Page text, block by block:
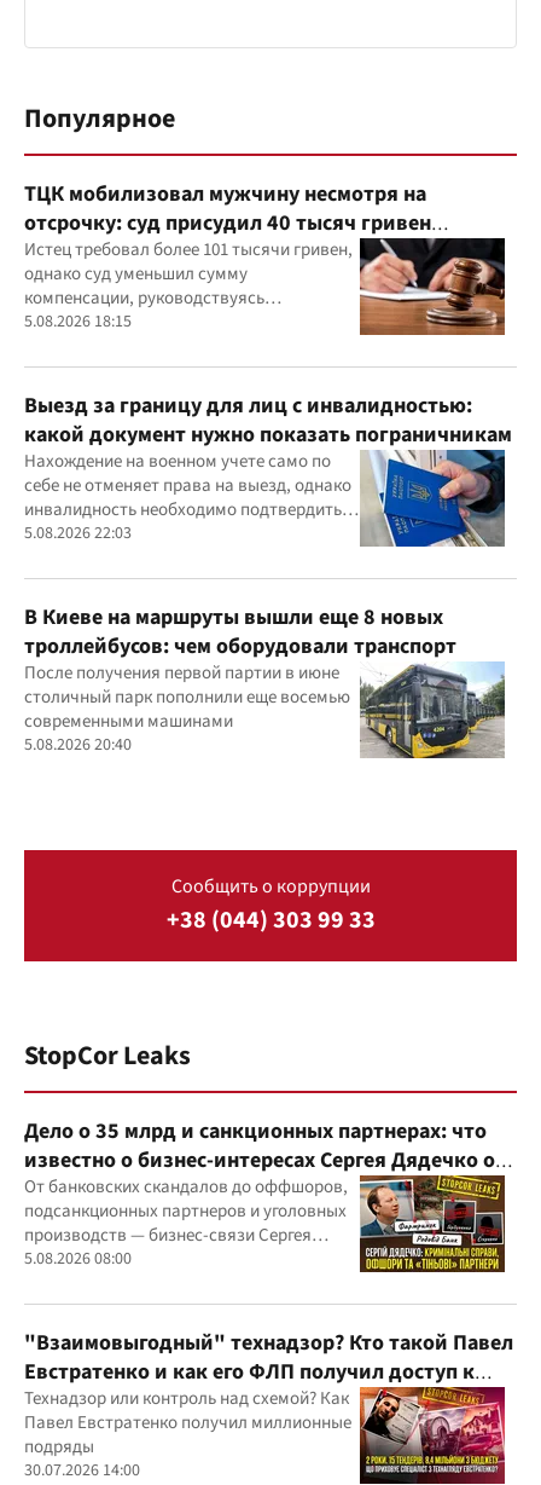
Популярное
ТЦК мобилизовал мужчину несмотря на
отсрочку: суд присудил 40 тысяч гривен
компенсации
Истец требовал более 101 тысячи гривен,
однако суд уменьшил сумму
компенсации, руководствуясь
принципами разумности и соразмерности
5.08.2026 18:15
Выезд за границу для лиц с инвалидностью:
какой документ нужно показать пограничникам
Нахождение на военном учете само по
себе не отменяет права на выезд, однако
инвалидность необходимо подтвердить
документально
5.08.2026 22:03
В Киеве на маршруты вышли еще 8 новых
троллейбусов: чем оборудовали транспорт
После получения первой партии в июне
столичный парк пополнили еще восемью
современными машинами
5.08.2026 20:40
Сообщить о коррупции
+38 (044) 303 99 33
StopCor Leaks
Дело о 35 млрд и санкционных партнерах: что
известно о бизнес-интересах Сергея Дядечко от
"Родовид Банка" до "ФАРМАСЕЛ"
От банковских скандалов до оффшоров,
подсанкционных партнеров и уголовных
производств — бизнес-связи Сергея
Дядечко до сих пор простираются через
юрисдикций
5.08.2026 08:00
"Взаимовыгодный" технадзор? Кто такой Павел
Евстратенко и как его ФЛП получил доступ к
бюджетным миллионам?
Технадзор или контроль над схемой? Как
Павел Евстратенко получил миллионные
подряды
30.07.2026 14:00